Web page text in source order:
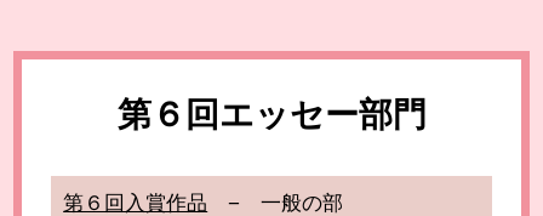
第６回エッセー部門
第６回入賞作品 − 一般の部